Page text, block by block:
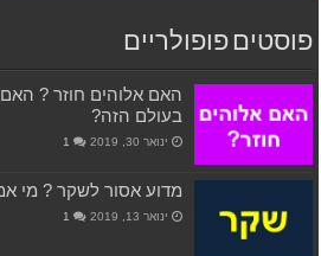
פוסטים פופולריים
האם אלוהים חוזר ?
בעולם הזה?
ינואר 30, 2019 1
מדוע אסור לשקר ? מי
ינואר 13, 2019 1